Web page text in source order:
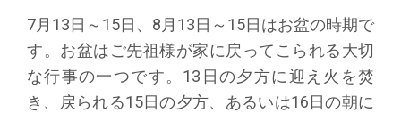
7月13日～15日、8月13日～15日はお盆の時期で
す。お盆はご先祖様が家に戻ってこられる大切
な行事の一つです。13日の夕方に迎え火を焚
き、戻られる15日の夕方、あるいは16日の朝に